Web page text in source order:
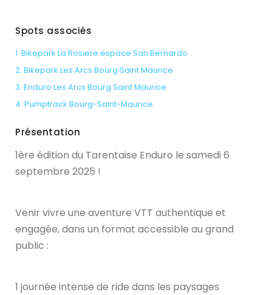
CONNECTEZ-VOUS
Spots associés
1. Bikepark La Rosiere espace San Bernardo
2. Bikepark Les Arcs Bourg Saint Maurice
3. Enduro Les Arcs Bourg Saint Maurice
4. Pumptrack Bourg-Saint-Maurice
Présentation
1ère édition du Tarentaise Enduro le samedi 6
septembre 2025 !
Venir vivre une aventure VTT authentique et
engagée, dans un format accessible au grand
public :
1 journée intense de ride dans les paysages